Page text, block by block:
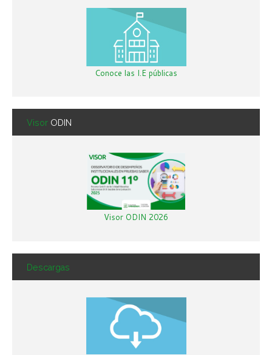
Conoce las I.E públicas
Visor ODIN
Visor ODIN 2026
Descargas